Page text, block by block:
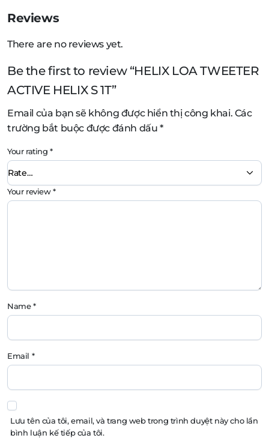
Reviews
There are no reviews yet.
Be the first to review “HELIX LOA TWEETER
ACTIVE HELIX S 1T”
Email của bạn sẽ không được hiển thị công khai. Các
trường bắt buộc được đánh dấu*
Your rating*
Your review*
Name*
Email *
Lưu tên của tôi, email, và trang web trong trình duyệt này cho lần
bình luận kế tiếp của tôi.